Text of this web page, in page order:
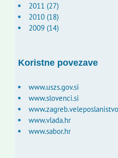
2011 (27)
2010 (18)
2009 (14)
Koristne povezave
www.uszs.gov.si
www.slovenci.si
www.vlada.hr
www.sabor.hr